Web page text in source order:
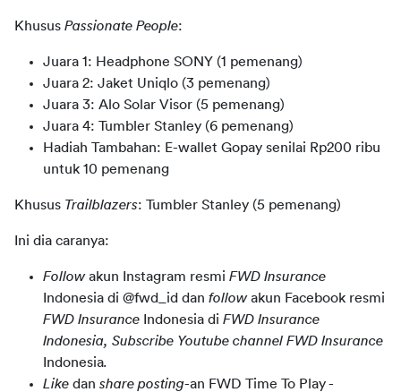
Khusus Passionate People:
Juara 1: Headphone SONY (1 pemenang)
Juara 2: Jaket Uniqlo (3 pemenang)
Juara 3: Alo Solar Visor (5 pemenang)
Juara 4: Tumbler Stanley (6 pemenang)
Hadiah Tambahan: E-wallet Gopay senilai Rp200 ribu
untuk 10 pemenang
Khusus Trailblazers: Tumbler Stanley (5 pemenang)
Ini dia caranya:
Followakun Instagram resmi FWD Insurance
Indonesia di @fwd_id dan followakun Facebook resmi
FWD Insurance Indonesia di FWD Insurance
Indonesia, Subscribe Youtube channel FWD Insurance
Indonesia.
Like dan share posting-an FWD Time To Play -